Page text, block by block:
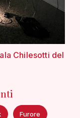
Chilesotti del
Furore